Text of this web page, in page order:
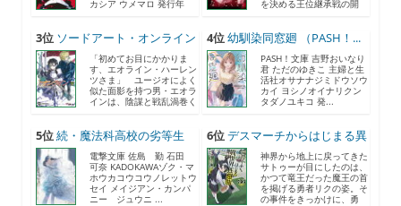
カシア ウメマロ 発行年
を決める王位継承戦の開
3位 ソードアート・オンライン
2...
「初めてお目にかかりま
す、エオライン・ハーレン
ツさま」 ユージオによく
似た面影を持つ男・エオラ
インは、陰謀と戦乱渦巻く
4位幼馴染同窓廻 （PASH！...
PASH！文庫 吉野おいなり
君 ただのゆきこ 主婦と生
活社オサナナジミドウソウ
カイ ヨシノオイナリクン
タダノユキコ 発...
5位続・魔法科高校の劣等生
メ...
電撃文庫 佐島 勤 石田
可奈 KADOKAWAゾク・マ
ホウカコウコウノレットウ
セイ メイジアン・カンパ
ニー ジュウニ ...
6位デスマーチからはじまる異
世...
神界から地上に戻ってきた
サトゥーが目にしたのは、
かつて竜王だった魔王の首
を掲げる勇者リクの姿。そ
の事件をきっかけに、勇